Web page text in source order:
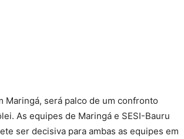
Maringá, será palco de um confronto
As equipes de Maringá e SESI-Bauru
ser decisiva para ambas as equipes em